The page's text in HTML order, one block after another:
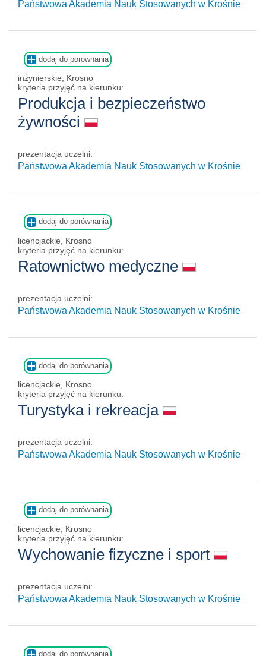
Państwowa Akademia Nauk Stosowanych w Krośnie
dodaj do porównania
inżynierskie, Krosno
kryteria przyjęć na kierunku:
Produkcja i bezpieczeństwo
żywności
prezentacja uczelni:
Państwowa Akademia Nauk Stosowanych w Krośnie
dodaj do porównania
licencjackie, Krosno
kryteria przyjęć na kierunku:
Ratownictwo medyczne
prezentacja uczelni:
Państwowa Akademia Nauk Stosowanych w Krośnie
dodaj do porównania
licencjackie, Krosno
kryteria przyjęć na kierunku:
Turystyka i rekreacja
prezentacja uczelni:
Państwowa Akademia Nauk Stosowanych w Krośnie
dodaj do porównania
licencjackie, Krosno
kryteria przyjęć na kierunku:
Wychowanie fizyczne i sport
prezentacja uczelni:
Państwowa Akademia Nauk Stosowanych w Krośnie
dodaj do porównania